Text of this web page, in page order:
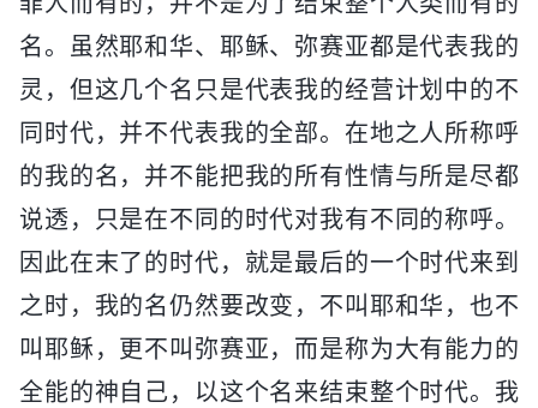
名。虽然耶和华、耶稣、弥赛亚都是代表我的
灵，但这几个名只是代表我的经营计划中的不
同时代，并不代表我的全部。在地之人所称呼
的我的名，并不能把我的所有性情与所是尽都
说透，只是在不同的时代对我有不同的称呼。
因此在末了的时代，就是最后的一个时代来到
之时，我的名仍然要改变，不叫耶和华，也不
叫耶稣，更不叫弥赛亚，而是称为大有能力的
全能的神自己，以这个名来结束整个时代。我